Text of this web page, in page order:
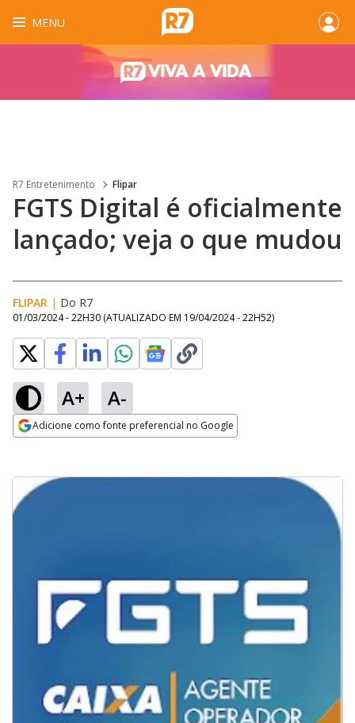
MENU
R7 Entretenimento Flipar
FGTS Digital é oficialmente
lançado; veja o que mudou
FLIPAR | Do R7
01/03/2024 - 22H30 (ATUALIZADO EM 19/04/2024 - 22H52)
A+ A-
Adicione como fonte preferencial no Google